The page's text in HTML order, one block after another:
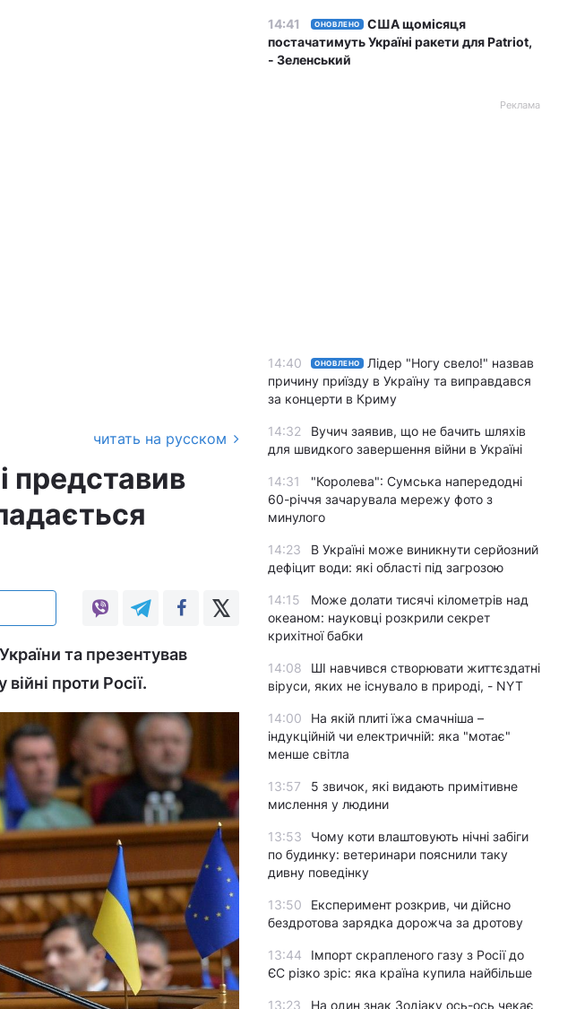
читать на русском
представив
та презентував
проти Росії.
14:41 ОНОВЛЕНО
США щомісяця
постачатимуть Україні ракети для Patriot,
- Зеленський
Реклама
14:40 ОНОВЛЕНО
Лідер "Ногу свело!" назвав
причину приїзду в Україну та виправдався
за концерти в Криму
14:32
Вучич заявив, що не бачить шляхів
для швидкого завершення війни в Україні
14:31
"Королева": Сумська напередодні
60-річчя зачарувала мережу фото з
минулого
14:23
В Україні може виникнути серйозний
дефіцит води: які області під загрозою
14:15
Може долати тисячі кілометрів над
океаном: науковці розкрили секрет
крихітної бабки
14:08
ШІ навчився створювати життєздатні
віруси, яких не існувало в природі, - NYT
14:00
На якій плиті їжа смачніша –
індукційній чи електричній: яка "мотає"
менше світла
13:57
5 звичок, які видають примітивне
мислення у людини
13:53
Чому коти влаштовують нічні забіги
по будинку: ветеринари пояснили таку
дивну поведінку
13:50
Експеримент розкрив, чи дійсно
бездротова зарядка дорожча за дротову
13:44
Імпорт скрапленого газу з Росії до
ЄС різко зріс: яка країна купила найбільше
13:23 На один знак Зодіаку ось-ось чекає